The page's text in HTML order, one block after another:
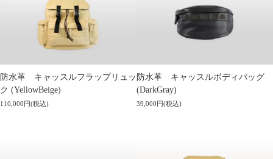
防水革 キャッスルフラップリュッ
ク (YellowBeige)
110,000円(税込)
防水革 キャッスルボディバッグ
(DarkGray)
39,000円(税込)